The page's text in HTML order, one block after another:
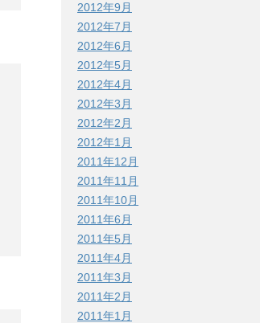
2012年9月
2012年7月
2012年6月
2012年5月
2012年4月
2012年3月
2012年2月
2012年1月
2011年12月
2011年11月
2011年10月
2011年6月
2011年5月
2011年4月
2011年3月
2011年2月
2011年1月